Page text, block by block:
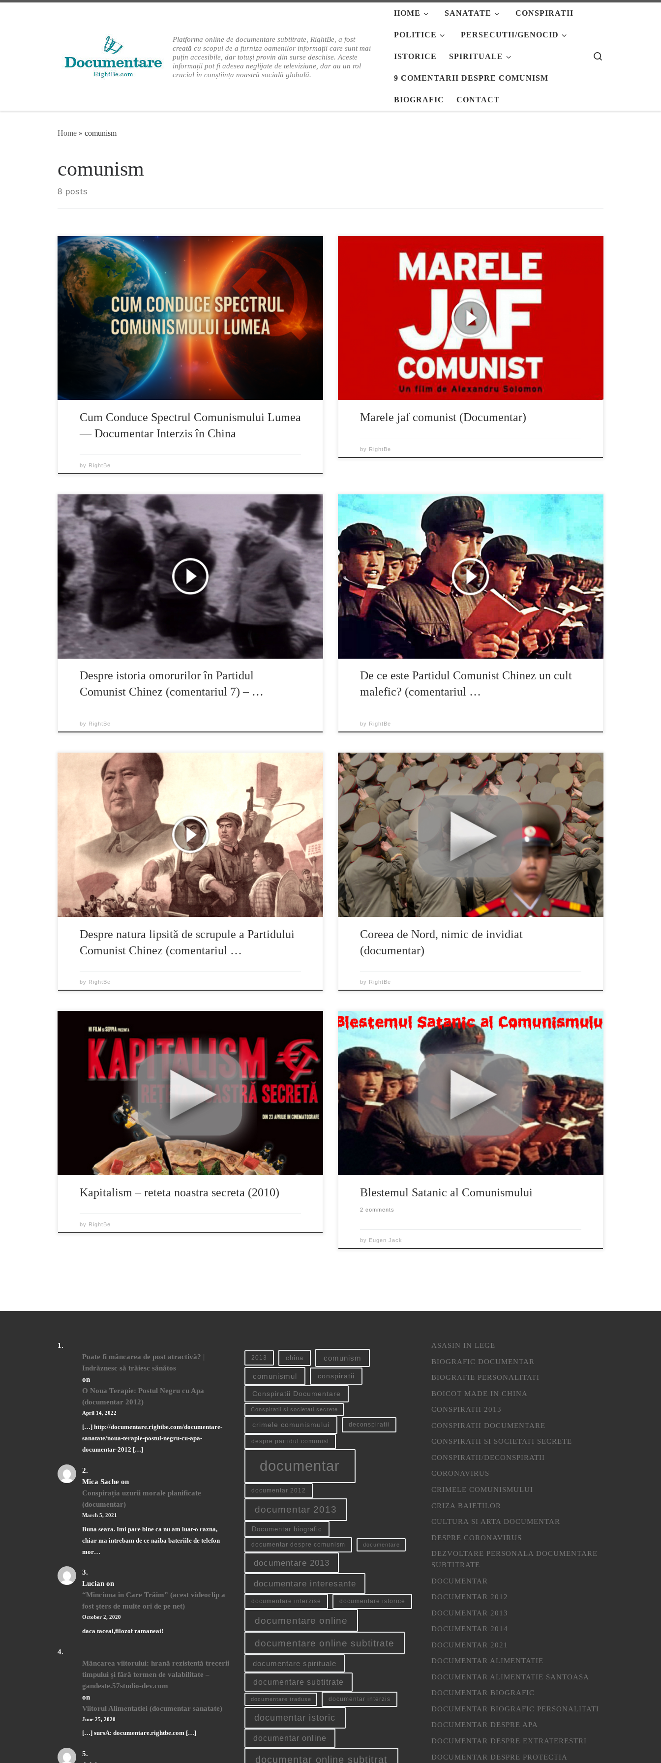
Platforma online de documentare subtitrate, RightBe, a fost
creată cu scopul de a furniza oamenilor informații care sunt mai
puțin accesibile, dar totuși provin din surse deschise. Aceste
informații pot fi adesea neglijate de televiziune, dar au un rol
crucial în conștiința noastră socială globală.
HOME SANATATE CONSPIRATII
POLITICE PERSECUTII/GENOCID
ISTORICE SPIRITUALE
9 COMENTARII DESPRE COMUNISM
BIOGRAFIC CONTACT
Home » comunism
comunism
8 posts
Pe platforma documentare.rightbe.com publicăm primul episod din
documentarul “Cum Conduce Spectrul Comunismului Lumea” — o producție
amplă în 10 episoade, interzisă în China și bazată pe cartea cu același nume. O
investigație curajoasă asupra spectrului care încă bântuie lumea – comunismul
Într-un demers jurnalistic și documentar remarcabil, a fost lansată […]
Cum Conduce Spectrul Comunismului Lumea
— Documentar Interzis în China
by RightBe
August 1959, Bucuresti, o masina a Bancii Nationale este jefuita in plina
strada. Protagonistii jafului sunt sase fosti membri ai nomenclaturii comuniste si
colaboratori ai securitatii. O luna mai tarziu sunt arestati si acuzati, condamnati
la moarte. Ancheta a durat doua luni, implicand mii de interogatorii si omorarea
Marele jaf comunist (Documentar)
by RightBe
Din moment ce scopul omorurilor era insuflarea marii terori, PCC îşi selecta
ţintele distrugerii în mod arbitrar şi iraţional. În fiecare campanie politică, PCC
a folosit strategia genocidului. Să luăm de exemplu „suprimarea reacţionarilor”.
PCC n-a suprimat cu adevărat „comportamentele” reacţionare, ci indivizii pe
care îi considera reacţionari. Dacă cineva […]
Despre istoria omorurilor în Partidul
Comunist Chinez (comentariul 7) – …
by RightBe
Ce face ca Partidul Comunist să fie atât de tiranic şi malefic? Atunci când a
venit pe lume, acest spectru al Partidului Comunist a venit cu o misiune care te
face să înlemneşti. Manifestul Partidului Comunist are spre sfârşit un pasaj
celebru: „Comuniştilor le repugnă să-şi ascundă vederile şi intenţiile. […]
De ce este Partidul Comunist Chinez un cult
malefic? (comentariul …
by RightBe
Pentru că PCC degenerează, oamenii descoperă pe neaşteptate că de decenii,
spectrul malefic al PCC, cu mijloacele lui viclene mereu schimbătoare, şi-a
infiltrat elementele malefice în fiecare aspect al vieţii oamenilor obişnuiţi. Când
a murit Mao Zedong, mulţi chinezi au plâns amarnic în faţa portretului său şi s-
au întrebat „Cum […]
Despre natura lipsită de scrupule a Partidului
Comunist Chinez (comentariul …
by RightBe
“Coreea de Nord, nimic de invidiat”, documentar realizat de echipa
Telejurnalului TVR1: Adelin Petrişor şi Cătălin Popescu. „O ţară în care absolut
tot ce faci este controlat, o ţară în care nu ai voie să te plimbi în capitală,
trebuie să ceri aprobare ca să-ţi vizitezi rudele”, povesteşte Adelin Petrişor […]
Coreea de Nord, nimic de invidiat
(documentar)
by RightBe
Kapitalism – rețeta noastră secretă” descrie drumul nostru de la un comunism
cu față urâtă la o democrație originală de piață. Și cine știe mai bine cum a fost
drumul decât câștigătorii ? Filmul îi adună laolaltă pe cei mai mari magnați din
România și încearcă să afle ce i-a […]
Kapitalism – reteta noastra secreta (2010)
by RightBe
1 2 3 4 5 6 Comunismul nu-i o invenție a lui Karl Marx, ci o componentă a noii
ordini mondiale, gandite înaintea lui de către illuminatii finanțați de ruda sa
prin alinanța Rothschild. Karl Marx a fost mason, s-a tras dintr-o familie de
rabini , dar nici el și […]
Blestemul Satanic al Comunismului
2 comments
by Eugen Jack
Poate fi mâncarea de post atractivă? |
Indrăznesc să trăiesc sănătos
on
O Noua Terapie: Postul Negru cu Apa
(documentar 2012)
April 14, 2022
[…] http://documentare.rightbe.com/documentare-
sanatate/noua-terapie-postul-negru-cu-apa-
documentar-2012 […]
Mica Sacheon
Conspirația uzurii morale planificate
(documentar)
March 5, 2021
Buna seara. Imi pare bine ca nu am luat-o razna,
chiar ma intrebam de ce naiba bateriile de telefon
mor…
Lucianon
“Minciuna în Care Trăim” (acest videoclip a
fost şters de multe ori de pe net)
October 2, 2020
daca taceai,filozof ramaneai!
Mâncarea viitorului: hrană rezistentă trecerii
timpului și fără termen de valabilitate –
gandeste.57studio-dev.com
on
Viitorul Alimentatiei (documentar sanatate)
June 25, 2020
[…] sursA: documentare.rightbe.com […]
2013 china comunism
comunismul conspiratii
Conspiratii Documentare
Conspiratii si societati secrete
crimele comunismului deconspiratii
despre partidul comunist
documentar
documentar 2012
documentar 2013
Documentar biografic
documentar despre comunism documentare
documentare 2013
documentare interesante
documentare interzise documentare istorice
documentare online
documentare online subtitrate
documentare spirituale
documentare subtitrate
documentare traduse documentar interzis
documentar istoric
documentar online
documentar online subtitrat
ASASIN IN LEGE
BIOGRAFIC DOCUMENTAR
BIOGRAFIE PERSONALITATI
BOICOT MADE IN CHINA
CONSPIRATII 2013
CONSPIRATII DOCUMENTARE
CONSPIRATII SI SOCIETATI SECRETE
CONSPIRATII/DECONSPIRATII
CORONAVIRUS
CRIMELE COMUNISMULUI
CRIZA BAIETILOR
CULTURA SI ARTA DOCUMENTAR
DESPRE CORONAVIRUS
DEZVOLTARE PERSONALA DOCUMENTARE
SUBTITRATE
DOCUMENTAR
DOCUMENTAR 2012
DOCUMENTAR 2013
DOCUMENTAR 2014
DOCUMENTAR 2021
DOCUMENTAR ALIMENTATIE
DOCUMENTAR ALIMENTATIE SANTOASA
DOCUMENTAR BIOGRAFIC
DOCUMENTAR BIOGRAFIC PERSONALITATI
DOCUMENTAR DESPRE APA
DOCUMENTAR DESPRE EXTRATERESTRI
DOCUMENTAR DESPRE PROTECTIA